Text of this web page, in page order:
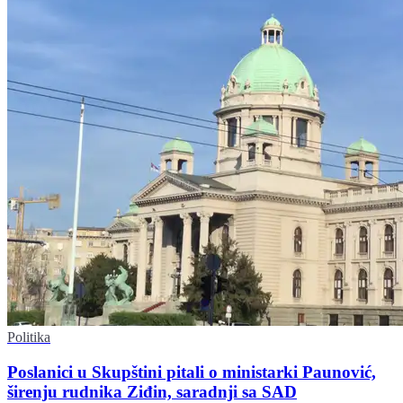
Politika
Poslanici u Skupštini pitali o ministarki Paunović,
širenju rudnika Ziđin, saradnji sa SAD